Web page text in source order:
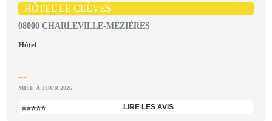
HÔTEL LE CLÈVES
08000 CHARLEVILLE-MÉZIÈRES
Hôtel
...
MISE À JOUR 2026
⭐⭐⭐⭐⭐ LIRE LES AVIS